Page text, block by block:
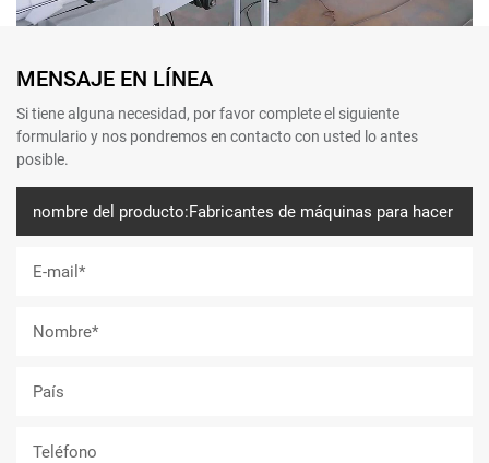
MENSAJE EN LÍNEA
Si tiene alguna necesidad, por favor complete el siguiente
formulario y nos pondremos en contacto con usted lo antes
posible.